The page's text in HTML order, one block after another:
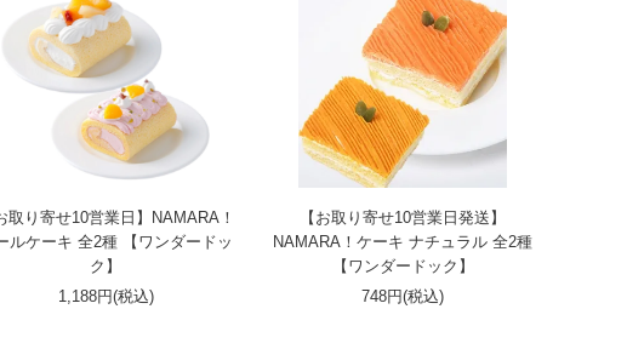
取り寄せ10営業日】NAMARA！
ルケーキ 全2種 【ワンダードッ
ク】
1,188円(税込)
【お取り寄せ10営業日発送】
NAMARA！ケーキ ナチュラル 全2種
【ワンダードック】
748円(税込)